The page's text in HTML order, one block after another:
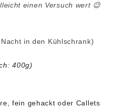
einen Versuch wert 😉
in den Kühlschrank)
400g)
fein gehackt oder Callets